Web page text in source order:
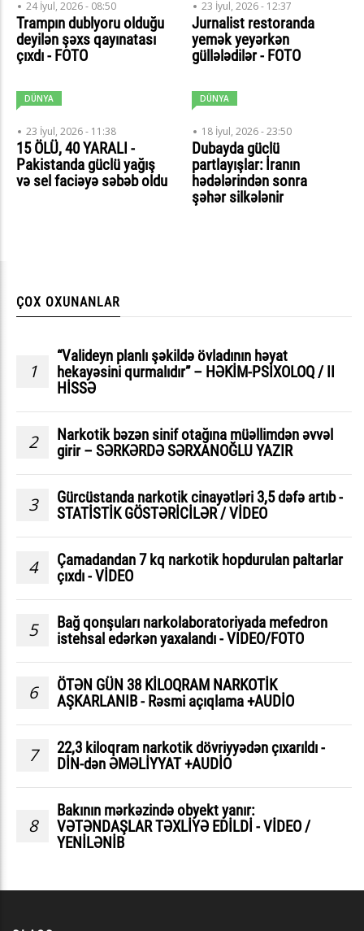
24 İyul, 2026 - 08:50
Trampın dublyoru olduğu
deyilən şəxs qayınatası
çıxdı - FOTO
23 İyul, 2026 - 12:37
Jurnalist restoranda
yemək yeyərkən
güllələdilər - FOTO
DÜNYA
23 İyul, 2026 - 11:38
15 ÖLÜ, 40 YARALI -
Pakistanda güclü yağış
və sel faciəyə səbəb oldu
DÜNYA
18 İyul, 2026 - 23:50
Dubayda güclü
partlayışlar: İranın
hədələrindən sonra
şəhər silkələnir
ÇOX OXUNANLAR
1
“Valideyn planlı şəkildə övladının həyat
hekayəsini qurmalıdır” – HƏKİM-PSİXOLOQ / II
HİSSƏ
2
Narkotik bəzən sinif otağına müəllimdən əvvəl
girir – SƏRKƏRDƏ SƏRXANOĞLU YAZIR
3
Gürcüstanda narkotik cinayətləri 3,5 dəfə artıb -
STATİSTİK GÖSTƏRİCİLƏR / VİDEO
4
Çamadandan 7 kq narkotik hopdurulan paltarlar
çıxdı - VİDEO
5
Bağ qonşuları narkolaboratoriyada mefedron
istehsal edərkən yaxalandı - VIDEO/FOTO
6
ÖTƏN GÜN 38 KİLOQRAM NARKOTİK
AŞKARLANIB - Rəsmi açıqlama +AUDİO
7
22,3 kiloqram narkotik dövriyyədən çıxarıldı -
DİN-dən ƏMƏLİYYAT +AUDİO
8
Bakının mərkəzində obyekt yanır:
VƏTƏNDAŞLAR TƏXLİYƏ EDİLDİ - VİDEO /
YENİLƏNİB